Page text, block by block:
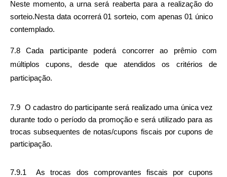
Neste momento, a urna será reaberta para a realização do
sorteio.Nesta data ocorrerá 01 sorteio, com apenas 01 único
contemplado.
7.8 Cada participante poderá concorrer ao prêmio com
múltiplos cupons, desde que atendidos os critérios de
participação.
7.9  O cadastro do participante será realizado uma única vez
durante todo o período da promoção e será utilizado para as
trocas subsequentes de notas/cupons fiscais por cupons de
participação.
7.9.1  As trocas dos comprovantes fiscais por cupons